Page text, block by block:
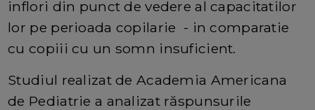
inflori din punct de vedere al capacitatilor
lor pe perioada copilarie - in comparatie
cu copiii cu un somn insuficient.
Studiul realizat de Academia Americana
de Pediatrie a analizat răspunsurile